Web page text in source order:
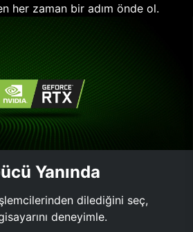
her zaman bir adım önde ol.
Yanında
dilediğini seç,
deneyimle.